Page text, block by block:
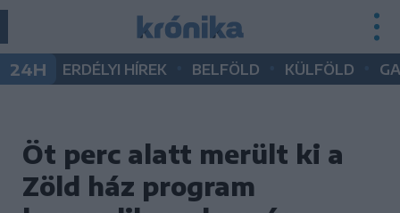
24H ERDÉLYI HÍREK BELFÖLD KÜLFÖLD
Öt perc alatt merült ki a
Zöld ház program